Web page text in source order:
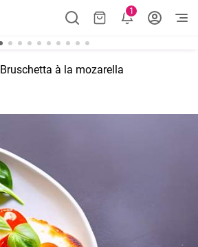
1
Bruschetta à la mozarella